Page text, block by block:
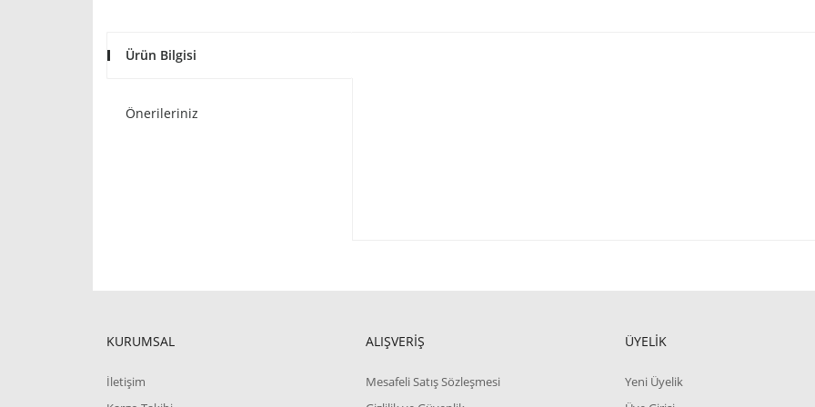
Ürün Bilgisi
Önerileriniz
KURUMSAL
İletişim
ALIŞVERİŞ
Mesafeli Satış Sözleşmesi
ÜYELİK
Yeni Üyelik